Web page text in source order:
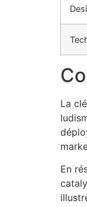
La
En